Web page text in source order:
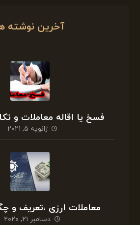
آخرین نوشته
فسخ یا اقاله معاملات و
ژانویه ۵, ۲۰۲۱
معاملات ارزی ،تعریف و
دسامبر ۲۱, ۲۰۲۰